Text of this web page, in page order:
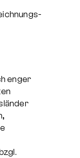
enger